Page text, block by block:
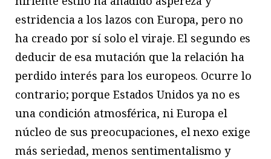
estridencia a los lazos con Europa, pero no
ha creado por sí solo el viraje. El segundo es
deducir de esa mutación que la relación ha
perdido interés para los europeos. Ocurre lo
contrario; porque Estados Unidos ya no es
una condición atmosférica, ni Europa el
núcleo de sus preocupaciones, el nexo exige
más seriedad, menos sentimentalismo y